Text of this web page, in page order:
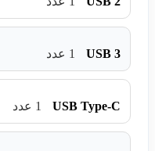
USB 3 1 عدد
USB Type-C 1 عدد